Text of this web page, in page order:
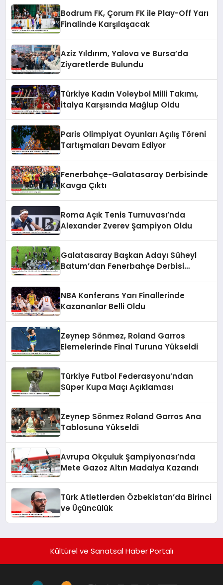
Bodrum FK, Çorum FK ile Play-Off Yarı
Finalinde Karşılaşacak
Aziz Yıldırım, Yalova ve Bursa’da
Ziyaretlerde Bulundu
Türkiye Kadın Voleybol Milli Takımı,
İtalya Karşısında Mağlup Oldu
Paris Olimpiyat Oyunları Açılış Töreni
Tartışmaları Devam Ediyor
Fenerbahçe-Galatasaray Derbisinde
Kavga Çıktı
Roma Açık Tenis Turnuvası’nda
Alexander Zverev Şampiyon Oldu
Galatasaray Başkan Adayı Süheyl
Batum’dan Fenerbahçe Derbisi
NBA Konferans Yarı Finallerinde
Kazananlar Belli Oldu
Zeynep Sönmez, Roland Garros
Elemelerinde Final Turuna Yükseldi
Türkiye Futbol Federasyonu’ndan
Süper Kupa Maçı Açıklaması
Zeynep Sönmez Roland Garros Ana
Tablosuna Yükseldi
Avrupa Okçuluk Şampiyonası’nda
Mete Gazoz Altın Madalya Kazandı
Türk Atletlerden Özbekistan’da Birinci
ve Üçüncülük
Kültürel ve Sanatsal Haber Portalı